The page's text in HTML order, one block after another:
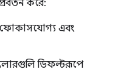
করে:
ফোকাসযোগ্য এবং
ডিফল্টরূপে